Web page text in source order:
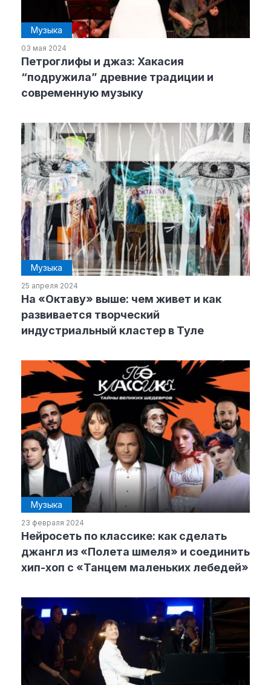
Музыка
03 мая 2024
Петроглифы и джаз: Хакасия
“подружила” древние традиции и
современную музыку
Музыка
25 апреля 2024
На «Октаву» выше: чем живет и как
развивается творческий
индустриальный кластер в Туле
Музыка
23 февраля 2024
Нейросеть по классике: как сделать
джангл из «Полета шмеля» и соединить
хип-хоп с «Танцем маленьких лебедей»